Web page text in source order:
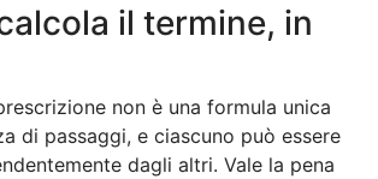
il termine, in
non è una formula unica
di passaggi, e ciascuno può essere
dagli altri. Vale la pena